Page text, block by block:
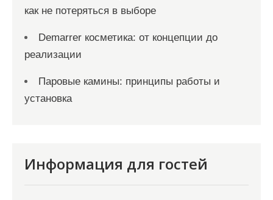
как не потеряться в выборе
Demarrer косметика: от концепции до
реализации
Паровые камины: принципы работы и
установка
Информация для гостей